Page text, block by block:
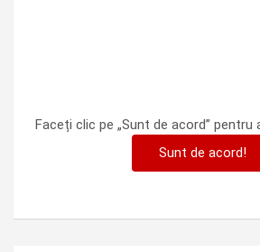
Faceți clic pe „Sunt de acord” pentru
Sunt de acord!